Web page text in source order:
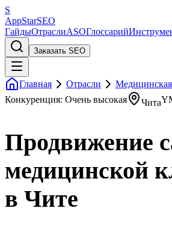
S
AppStarSEO
ГайдыОтраслиASOГлоссарий
Заказать SEO
Главная Отрасли
Конкуренция: Очень высокая
Чита
Продвижение
медицинской
в Чите